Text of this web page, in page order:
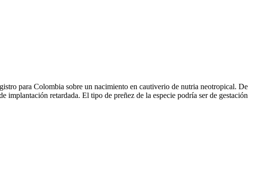
para Colombia sobre un nacimiento en cautiverio de nutria neotropical. De
implantación retardada. El tipo de preñez de la especie podría ser de gestación